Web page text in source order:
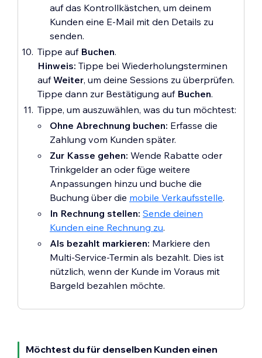
auf das Kontrollkästchen, um deinem
Kunden eine E-Mail mit den Details zu
senden.
Tippe auf Buchen.
Hinweis: Tippe bei Wiederholungsterminen
aufWeiter, um deine Sessions zu überprüfen.
Tippe dann zur Bestätigung auf Buchen.
Tippe, um auszuwählen, was du tun möchtest:
Ohne Abrechnung buchen: Erfasse die
Zahlung vom Kunden später.
Zur Kasse gehen: Wende Rabatte oder
Trinkgelder an oder füge weitere
Anpassungen hinzu und buche die
Buchung über die mobile Verkaufsstelle.
In Rechnung stellen: Sende deinen
Kunden eine Rechnung zu.
Als bezahlt markieren: Markiere den
Multi-Service-Termin als bezahlt. Dies ist
nützlich, wenn der Kunde im Voraus mit
Bargeld bezahlen möchte.
Möchtest du für denselben Kunden einen